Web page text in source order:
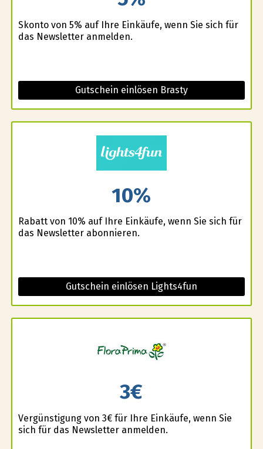
Skonto von 5% auf Ihre Einkäufe, wenn Sie sich für
das Newsletter anmelden.
Gutschein einlösen Brasty
10%
Rabatt von 10% auf Ihre Einkäufe, wenn Sie sich für
das Newsletter abonnieren.
Gutschein einlösen Lights4fun
3€
Vergünstigung von 3€ für Ihre Einkäufe, wenn Sie
sich für das Newsletter anmelden.